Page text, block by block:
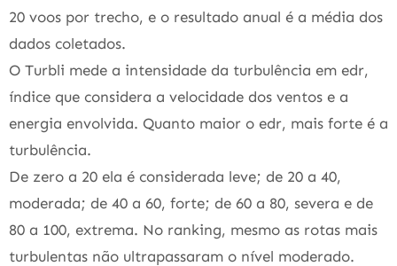
20 voos por trecho, e o resultado anual é a média dos
dados coletados.
O Turbli mede a intensidade da turbulência em edr,
índice que considera a velocidade dos ventos e a
energia envolvida. Quanto maior o edr, mais forte é a
turbulência.
De zero a 20 ela é considerada leve; de 20 a 40,
moderada; de 40 a 60, forte; de 60 a 80, severa e de
80 a 100, extrema. No ranking, mesmo as rotas mais
turbulentas não ultrapassaram o nível moderado.